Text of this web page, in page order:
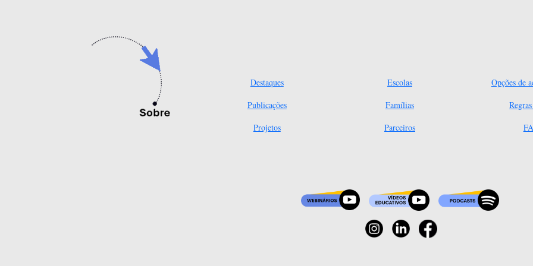
Destaques
Publicações
Projetos
Escolas
Famílias
Parceiros
Opções de